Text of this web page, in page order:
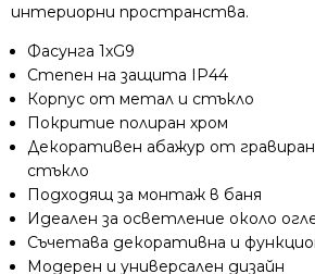
и
стъкло
интериорни пространства.
Фасунга 1xG9
Степен на защита IP44
Корпус от метал и стъкло
Покритие полиран хром
Декоративен абажур от
стъкло
Подходящ за монтаж в баня
Идеален за осветление около
Съчетава декоративна и
Модерен и универсален дизайн